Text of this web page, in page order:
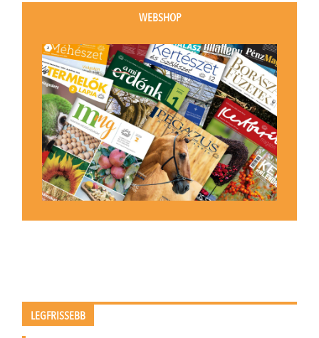
WEBSHOP
LEGFRISSEBB